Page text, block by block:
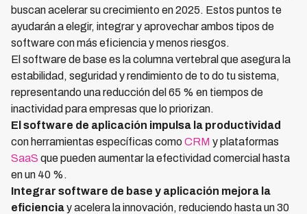
buscan acelerar su crecimiento en 2025. Estos puntos te
ayudarán a elegir, integrar y aprovechar ambos tipos de
software con más eficiencia y menos riesgos.
El software de base es la columna vertebral que asegura la
estabilidad, seguridad y rendimiento de to do tu sistema,
representando una reducción del 65 % en tiempos de
inactividad para empresas que lo priorizan.
El software de aplicación impulsa la productividad
con herramientas específicas como CRM y plataformas
SaaS que pueden aumentar la efectividad comercial hasta
en un 40 %.
Integrar software de base y aplicación mejora la
eficienciay acelera la innovación, reduciendo hasta un 30